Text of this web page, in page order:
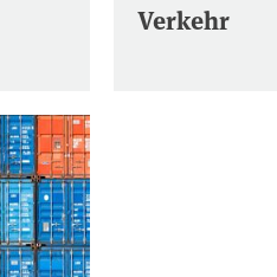
Verkehr